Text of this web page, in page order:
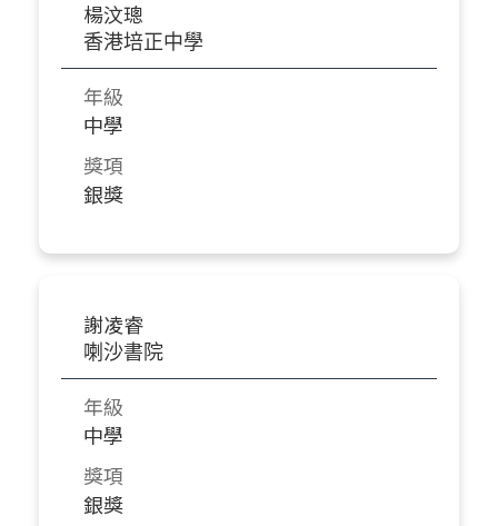
楊汶璁
香港培正中學
年級
中學
獎項
銀獎
謝凌睿
喇沙書院
年級
中學
獎項
銀獎